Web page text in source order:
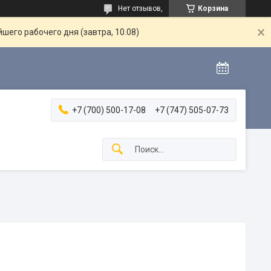
Корзина
Нет отзывов,
рабочего дня (завтра, 10.08)
+7 (700) 500-17-08 +7 (747) 505-07-73